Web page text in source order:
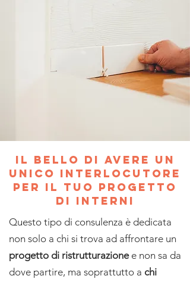
il bello di avere un
unico interlocutore
per il tuo progetto
di interni
Questo tipo di consulenza è dedicata
non solo a chi si trova ad affrontare un
progetto di ristrutturazionee non sa da
dove partire, ma soprattutto a chi